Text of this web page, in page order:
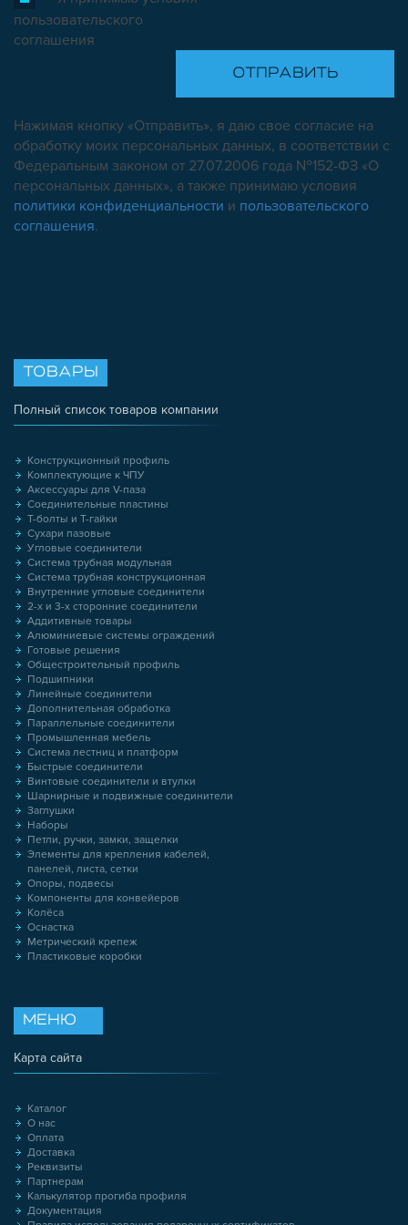
пользовательского
соглашения
Нажимая кнопку «Отправить», я даю свое согласие на
обработку моих персональных данных, в соответствии с
Федеральным законом от 27.07.2006 года №152-ФЗ «О
персональных данных», а также принимаю условия
политики конфиденциальности и пользовательского
соглашения.
ТОВАРЫ
Полный список товаров компании
Конструкционный профиль
Комплектующие к ЧПУ
Аксессуары для V-паза
Соединительные пластины
Т-болты и Т-гайки
Сухари пазовые
Угловые соединители
Система трубная модульная
Система трубная конструкционная
Внутренние угловые соединители
2-х и 3-х сторонние соединители
Аддитивные товары
Алюминиевые системы ограждений
Готовые решения
Общестроительный профиль
Подшипники
Линейные соединители
Дополнительная обработка
Параллельные соединители
Промышленная мебель
Система лестниц и платформ
Быстрые соединители
Винтовые соединители и втулки
Шарнирные и подвижные соединители
Заглушки
Наборы
Петли, ручки, замки, защелки
Элементы для крепления кабелей,
панелей, листа, сетки
Опоры, подвесы
Компоненты для конвейеров
Колёса
Оснастка
Метрический крепеж
Пластиковые коробки
МЕНЮ
Карта сайта
Каталог
О нас
Оплата
Доставка
Реквизиты
Партнерам
Калькулятор прогиба профиля
Документация